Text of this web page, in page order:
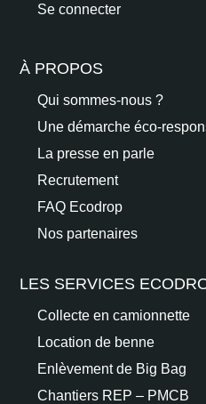
Se connecter
À PROPOS
Qui sommes-nous ?
Une démarche éco-
La presse en parle
Recrutement
FAQ Ecodrop
Nos partenaires
LES SERVICES
Collecte en camionnette
Location de benne
Enlèvement de Big Bag
Chantiers REP – PMCB